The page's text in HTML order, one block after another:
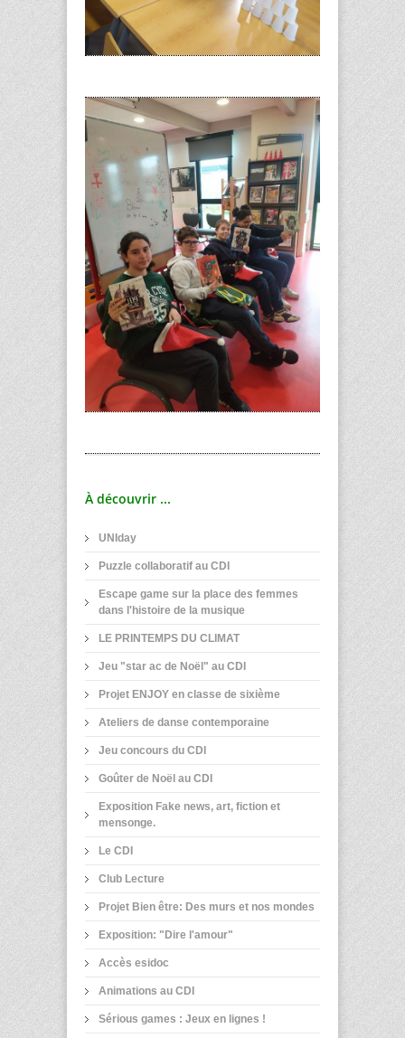
À découvrir ...
UNIday
Puzzle collaboratif au CDI
Escape game sur la place des femmes
dans l'histoire de la musique
LE PRINTEMPS DU CLIMAT
Jeu "star ac de Noël" au CDI
Projet ENJOY en classe de sixième
Ateliers de danse contemporaine
Jeu concours du CDI
Goûter de Noël au CDI
Exposition Fake news, art, fiction et
mensonge.
Le CDI
Club Lecture
Projet Bien être: Des murs et nos mondes
Exposition: "Dire l'amour"
Accès esidoc
Animations au CDI
Sérious games : Jeux en lignes !